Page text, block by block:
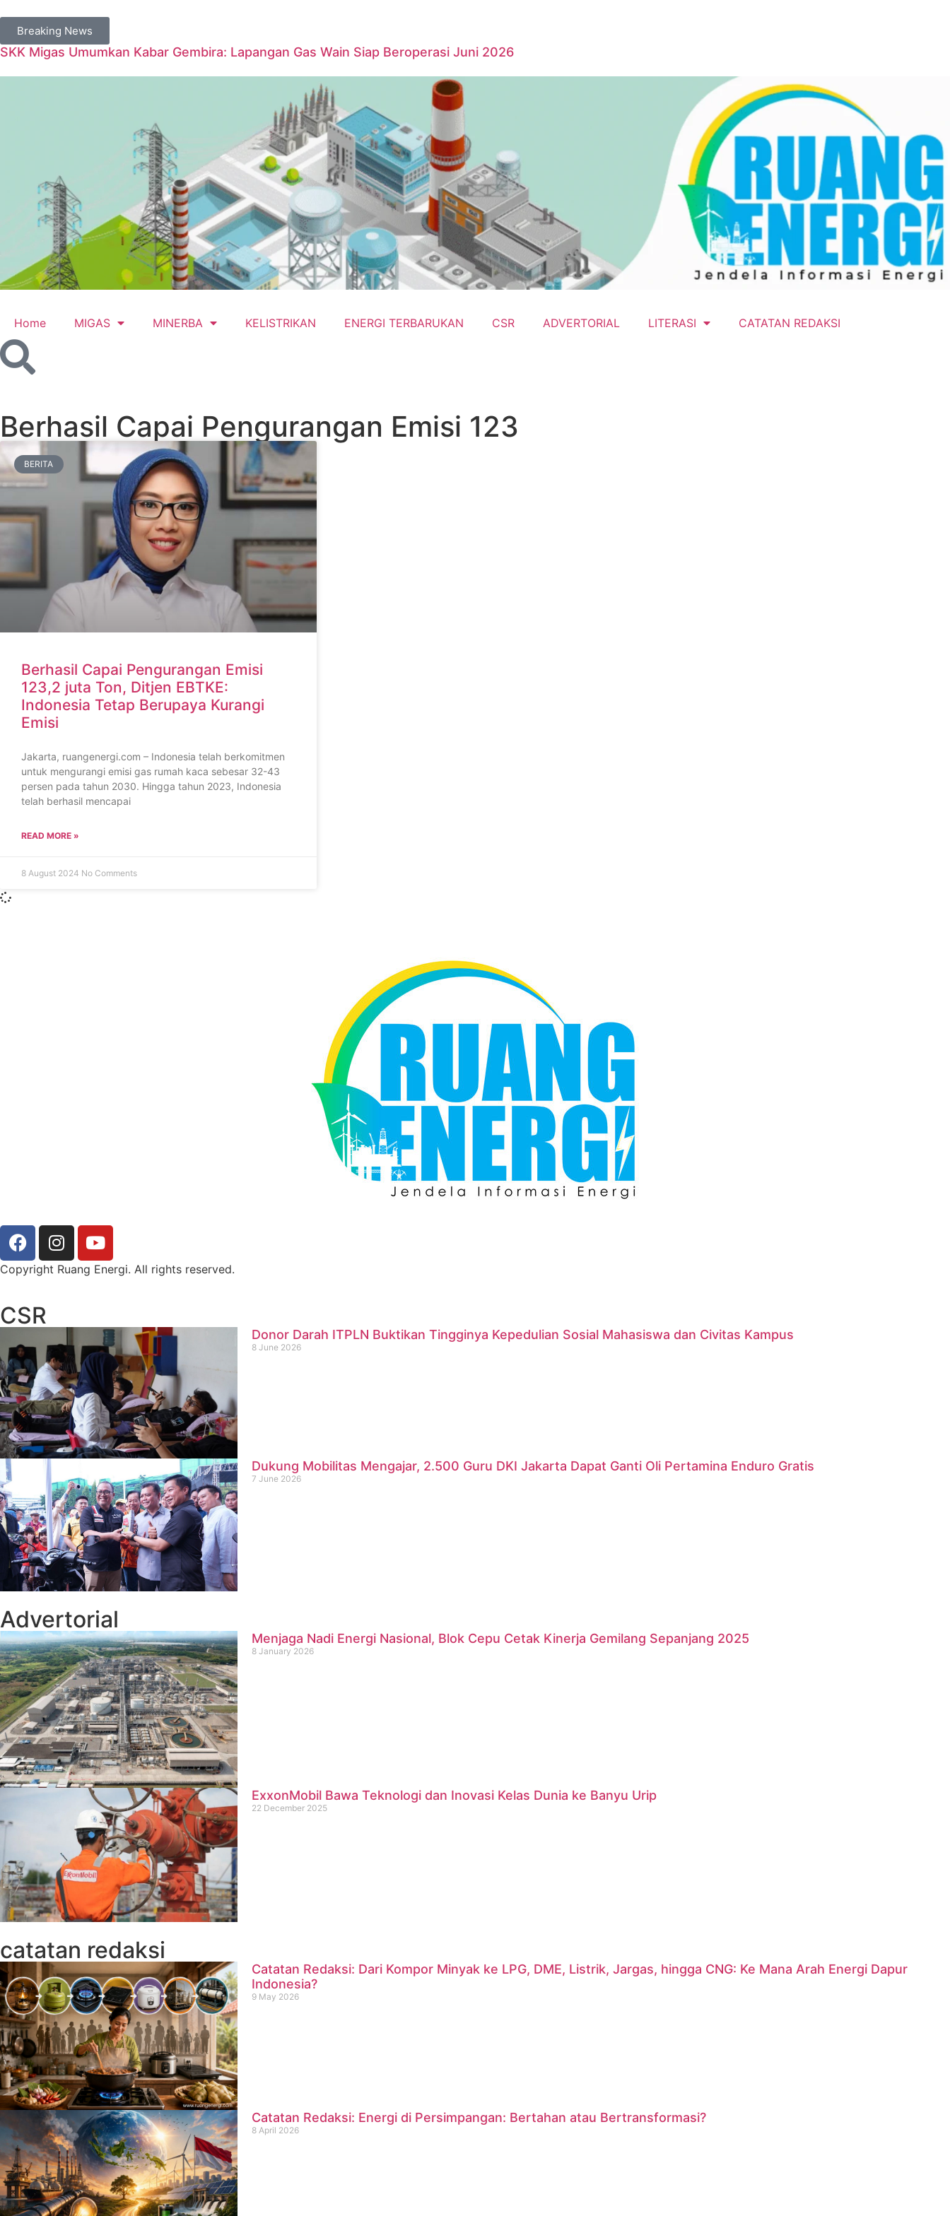
Breaking News
SKK Migas Umumkan Kabar Gembira: Lapangan Gas Wain Siap Beroperasi Juni 2026
Home MIGAS MINERBA KELISTRIKAN ENERGI TERBARUKAN CSR ADVERTORIAL LITERASI CATATAN REDAKSI
Berhasil Capai Pengurangan Emisi 123
BERITA
Berhasil Capai Pengurangan Emisi
123,2 juta Ton, Ditjen EBTKE:
Indonesia Tetap Berupaya Kurangi
Emisi
Jakarta, ruangenergi.com – Indonesia telah berkomitmen
untuk mengurangi emisi gas rumah kaca sebesar 32-43
persen pada tahun 2030. Hingga tahun 2023, Indonesia
telah berhasil mencapai
READ MORE »
8 August 2024 No Comments
Copyright Ruang Energi. All rights reserved.
CSR
Donor Darah ITPLN Buktikan Tingginya Kepedulian Sosial Mahasiswa dan Civitas Kampus
8 June 2026
Dukung Mobilitas Mengajar, 2.500 Guru DKI Jakarta Dapat Ganti Oli Pertamina Enduro Gratis
7 June 2026
Advertorial
Menjaga Nadi Energi Nasional, Blok Cepu Cetak Kinerja Gemilang Sepanjang 2025
8 January 2026
ExxonMobil Bawa Teknologi dan Inovasi Kelas Dunia ke Banyu Urip
22 December 2025
catatan redaksi
Catatan Redaksi: Dari Kompor Minyak ke LPG, DME, Listrik, Jargas, hingga CNG: Ke Mana Arah Energi Dapur
Indonesia?
9 May 2026
Catatan Redaksi: Energi di Persimpangan: Bertahan atau Bertransformasi?
8 April 2026